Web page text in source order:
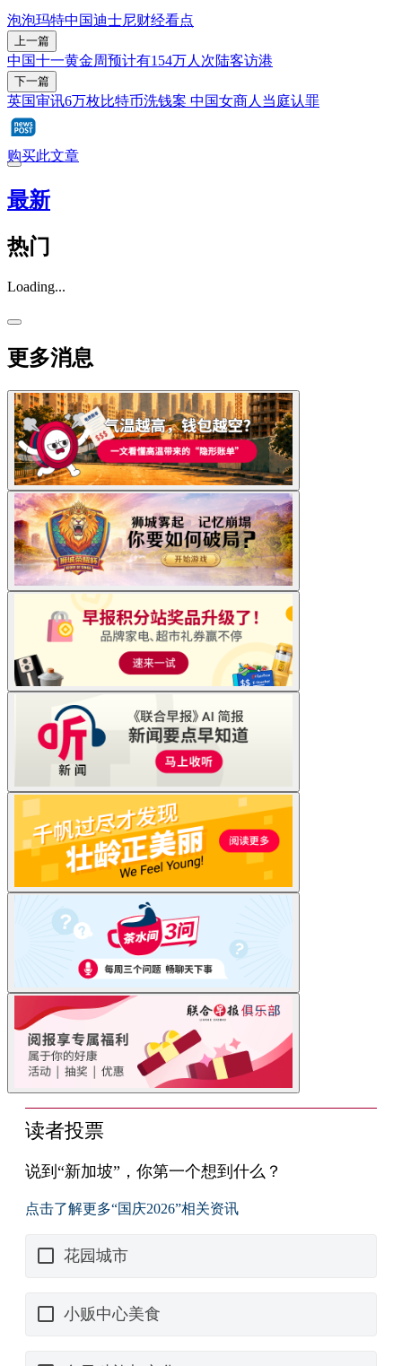
泡泡玛特中国迪士尼财经看点
上一篇
中国十一黄金周预计有154万人次陆客访港
下一篇
英国审讯6万枚比特币洗钱案 中国女商人当庭认罪
购买此文章
最新
热门
Loading...
更多消息